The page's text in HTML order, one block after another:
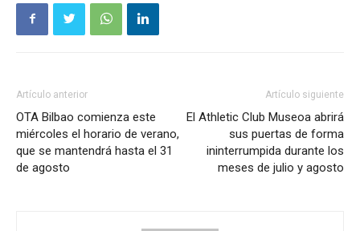
Artículo anterior
OTA Bilbao comienza este
miércoles el horario de verano,
que se mantendrá hasta el 31
de agosto
Artículo siguiente
El Athletic Club Museoa abrirá
sus puertas de forma
ininterrumpida durante los
meses de julio y agosto